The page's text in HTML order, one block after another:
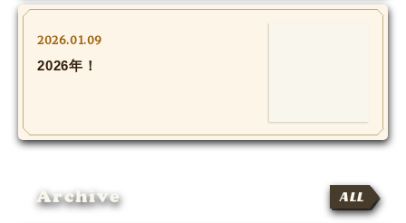
2026.01.09
2026年！
Archive ALL
STAFF DIARY
SHIHO’s VOICE
SPECIAL
#Throwback